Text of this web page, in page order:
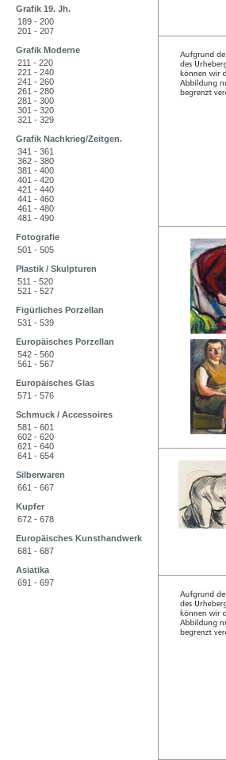
Grafik 19. Jh.
189 - 200
201 - 207
Grafik Moderne
211 - 220
221 - 240
241 - 260
261 - 280
281 - 300
301 - 320
321 - 329
Grafik Nachkrieg/Zeitgen.
341 - 361
362 - 380
381 - 400
401 - 420
421 - 440
441 - 460
461 - 480
481 - 490
Fotografie
501 - 505
Plastik / Skulpturen
511 - 520
521 - 527
Figürliches Porzellan
531 - 539
Europäisches Porzellan
542 - 560
561 - 567
Europäisches Glas
571 - 576
Schmuck / Accessoires
581 - 601
602 - 620
621 - 640
641 - 654
Silberwaren
661 - 667
Kupfer
672 - 678
Europäisches Kunsthandwerk
681 - 687
Asiatika
691 - 697